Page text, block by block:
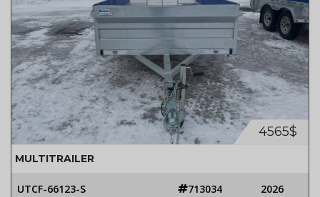
4565$
MULTITRAILER
UTCF-66123-S 713034 2026